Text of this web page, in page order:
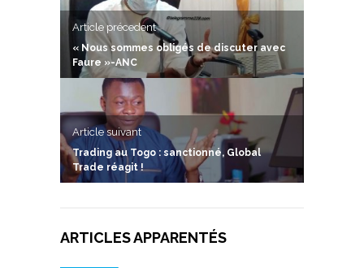
Article précedent
« Nous sommes obligés de discuter avec
Faure »-ANC
Article suivant
Trading au Togo : sanctionné, Global
Trade réagit !
ARTICLES APPARENTÉS